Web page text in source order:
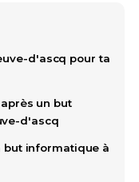
d'ascq pour ta
un but
d'ascq
but informatique à